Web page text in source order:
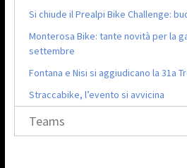
Si chiude il Prealpi Bike Challenge:
Monterosa Bike: tante novità per la
settembre
Fontana e Nisi si aggiudicano la 31a
Straccabike, l’evento si avvicina
Teams